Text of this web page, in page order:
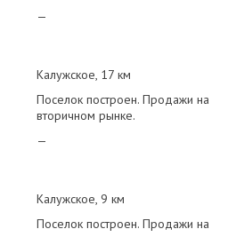
—
Калужское 17 км
Поселок построен. Продажи на
вторичном рынке.
—
Калужское 9 км
Поселок построен. Продажи на